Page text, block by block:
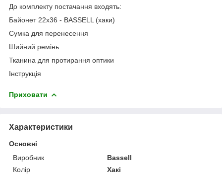
До комплекту постачання входять:
Байонет 22x36 - BASSELL (хаки)
Сумка для перенесення
Шийний ремінь
Тканина для протирання оптики
Інструкція
Приховати
Характеристики
Основні
Виробник
Bassell
Колір
Хакі